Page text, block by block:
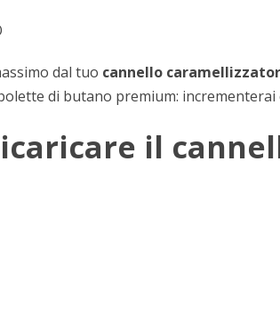
dal tuo cannello
di butano premium:
il